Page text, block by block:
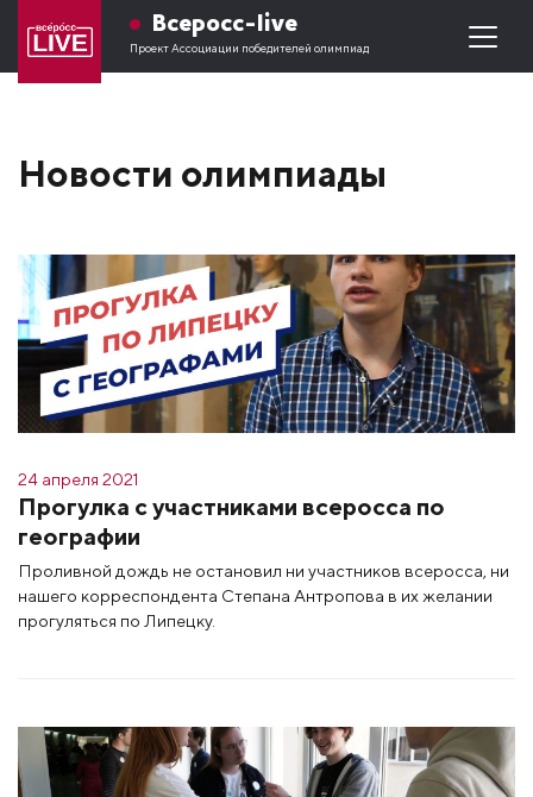
Всеросс-live
Проект Ассоциации победителей олимпиад
Новости олимпиады
24 апреля 2021
Прогулка с участниками всеросса по
географии
Проливной дождь не остановил ни участников всеросса, ни
нашего корреспондента Степана Антропова в их желании
прогуляться по Липецку.